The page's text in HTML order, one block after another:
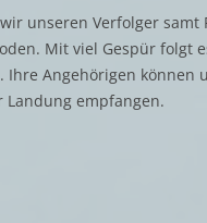
unseren Verfolger samt
Mit viel Gespür folgt
Angehörigen können
Landung empfangen.